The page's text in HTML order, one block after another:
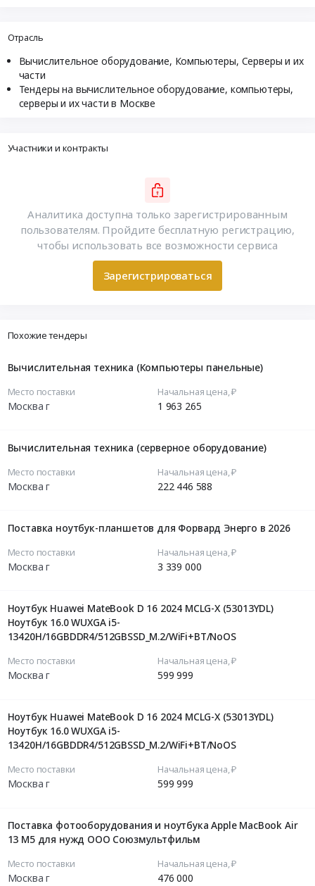
Отрасль
Вычислительное оборудование, Компьютеры, Серверы и их
части
Тендеры на вычислительное оборудование, компьютеры,
серверы и их части в Москве
Участники и контракты
Аналитика доступна только зарегистрированным
пользователям. Пройдите бесплатную регистрацию,
чтобы использовать все возможности сервиса
Зарегистрироваться
Похожие тендеры
Вычислительная техника (Компьютеры панельные)
Место поставки
Москва г
Начальная цена, ₽
1 963 265
Вычислительная техника (серверное оборудование)
Место поставки
Москва г
Начальная цена, ₽
222 446 588
Поставка ноутбук-планшетов для Форвард Энерго в 2026
Место поставки
Москва г
Начальная цена, ₽
3 339 000
Ноутбук Huawei MateBook D 16 2024 MCLG-X (53013YDL)
Ноутбук 16.0 WUXGA i5-
13420H/16GBDDR4/512GBSSD_M.2/WiFi+BT/NoOS
Место поставки
Москва г
Начальная цена, ₽
599 999
Ноутбук Huawei MateBook D 16 2024 MCLG-X (53013YDL)
Ноутбук 16.0 WUXGA i5-
13420H/16GBDDR4/512GBSSD_M.2/WiFi+BT/NoOS
Место поставки
Москва г
Начальная цена, ₽
599 999
Поставка фотооборудования и ноутбука Apple MacBook Air
13 M5 для нужд ООО Союзмультфильм
Место поставки
Москва г
Начальная цена, ₽
476 000